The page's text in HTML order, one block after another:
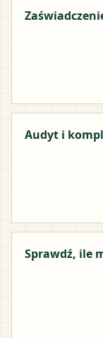
Audyt i
Sprawdź, ile